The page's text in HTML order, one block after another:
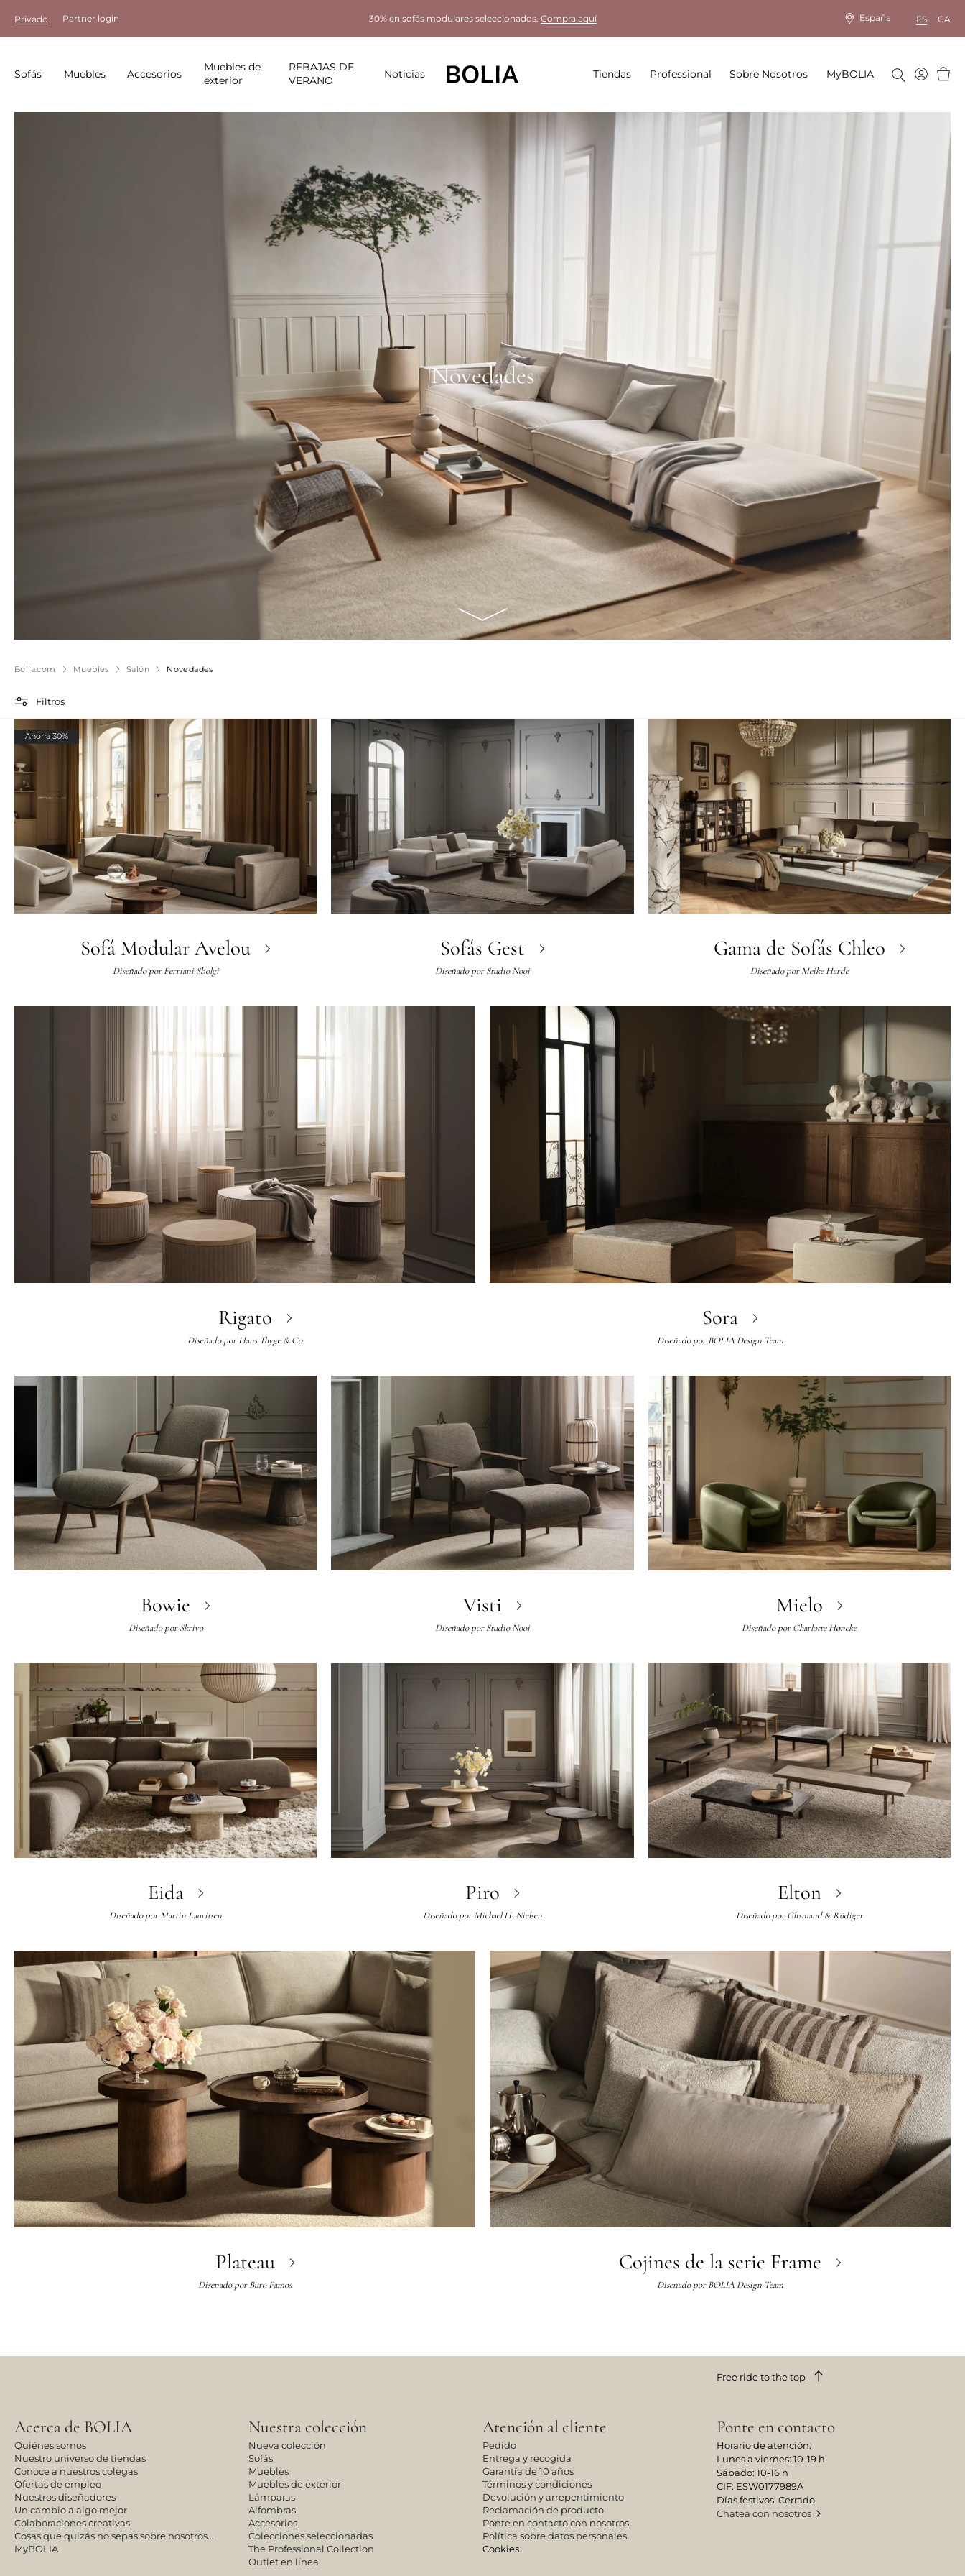
Privado Partner login 30% en sofás modulares seleccionados. Compra aquí España ES CA
Sofás Muebles Accesorios
Muebles de
exterior
REBAJAS DE
VERANO
Noticias Tiendas Professional Sobre Nosotros MyBOLIA
Novedades
Bolia.com Muebles Salón Novedades
Filtros
Ahorra 30%
Sofá Modular Avelou
Diseñado porFerriani Sbolgi
Sofás Gest
Diseñado porStudio Nooi
Gama de Sofás Chleo
Diseñado porMeike Harde
Rigato
Diseñado porHans Thyge & Co
Sora
Diseñado porBOLIA Design Team
Bowie
Diseñado porSkrivo
Visti
Diseñado porStudio Nooi
Mielo
Diseñado porCharlotte Høncke
Eida
Diseñado porMartin Lauritsen
Piro
Diseñado porMichael H. Nielsen
Elton
Diseñado porGlismand & Rüdiger
Plateau
Diseñado porBüro Famos
Cojines de la serie Frame
Diseñado porBOLIA Design Team
Free ride to the top
Acerca de BOLIA
Quiénes somos
Nuestro universo de tiendas
Conoce a nuestros colegas
Ofertas de empleo
Nuestros diseñadores
Un cambio a algo mejor
Colaboraciones creativas
Cosas que quizás no sepas sobre nosotros…
MyBOLIA
Nuestra colección
Nueva colección
Sofás
Muebles
Muebles de exterior
Lámparas
Alfombras
Accesorios
Colecciones seleccionadas
The Professional Collection
Outlet en línea
Atención al cliente
Pedido
Entrega y recogida
Garantía de 10 años
Términos y condiciones
Devolución y arrepentimiento
Reclamación de producto
Ponte en contacto con nosotros
Política sobre datos personales
Cookies
Ponte en contacto
Horario de atención:
Lunes a viernes: 10-19 h
Sábado: 10-16 h
CIF: ESW0177989A
Días festivos: Cerrado
Chatea con nosotros